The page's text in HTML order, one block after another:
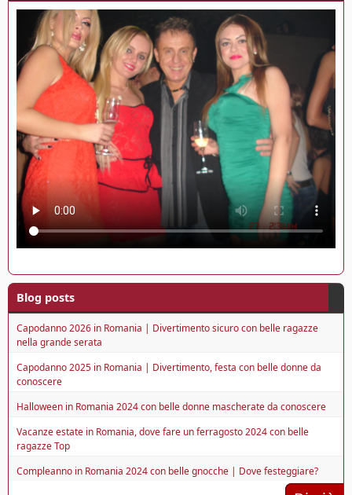
Blog posts
Capodanno 2026 in Romania | Divertimento sicuro con belle ragazze
nella grande serata
Capodanno 2025 in Romania | Divertimento, festa con belle donne da
conoscere
Halloween in Romania 2024 con belle donne mascherate da conoscere
Vacanze estate in Romania, dove fare un ferragosto 2024 con belle
ragazze Top
Compleanno in Romania 2024 con belle gnocche | Dove festeggiare?